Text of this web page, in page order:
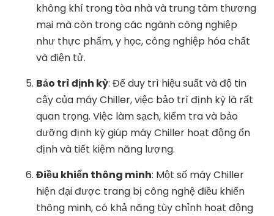
không khí trong tòa nhà và trung tâm thương
mại mà còn trong các ngành công nghiệp
như thực phẩm, y học, công nghiệp hóa chất
và điện tử.
Bảo trì định kỳ: Để duy trì hiệu suất và độ tin
cậy của máy Chiller, việc bảo trì định kỳ là rất
quan trọng. Việc làm sạch, kiểm tra và bảo
dưỡng định kỳ giúp máy Chiller hoạt động ổn
định và tiết kiệm năng lượng.
Điều khiển thông minh: Một số máy Chiller
hiện đại được trang bị công nghệ điều khiển
thông minh, có khả năng tùy chỉnh hoạt động